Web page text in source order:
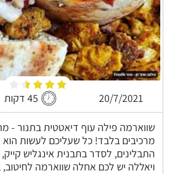
20/7/2021 45 דקות
מרכיבים בלבד! כל שעליכם לעשות
התבלינים, לסדר בתבנית אינגליש
ויאללה יש לכם אחלה שווארמה לחיטוב,